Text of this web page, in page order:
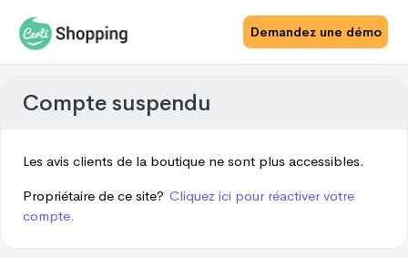
Demandez une démo
Compte suspendu
Les avis clients de la boutique ne sont plus accessibles.
Propriétaire de ce site? Cliquez ici pour réactiver votre
compte.